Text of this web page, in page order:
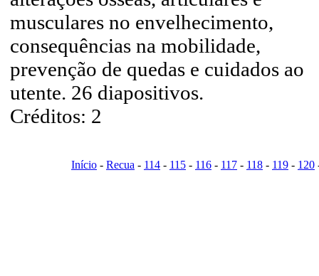
musculares no envelhecimento,
consequências na mobilidade,
prevenção de quedas e cuidados ao
utente. 26 diapositivos.
Créditos: 2
Início - Recua - 114 - 115 - 116 - 117 - 118 - 119 - 120